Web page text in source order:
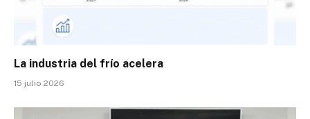
La industria del frío acelera
15 julio 2026